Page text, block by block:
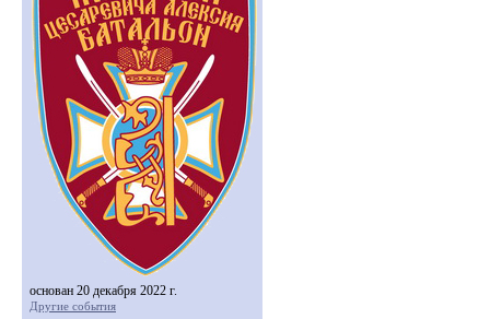
основан 20 декабря 2022 г.
Другие события